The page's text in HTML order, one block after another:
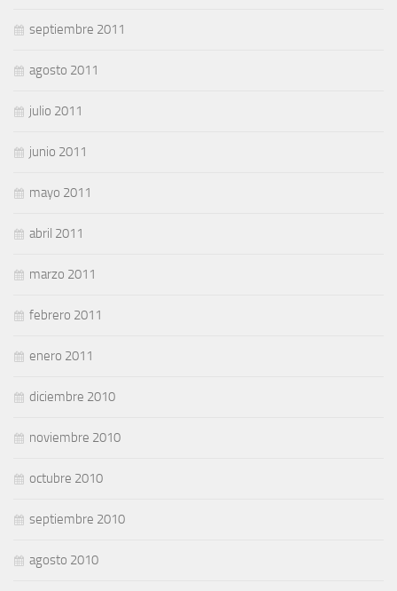
septiembre 2011
agosto 2011
julio 2011
junio 2011
mayo 2011
abril 2011
marzo 2011
febrero 2011
enero 2011
diciembre 2010
noviembre 2010
octubre 2010
septiembre 2010
agosto 2010